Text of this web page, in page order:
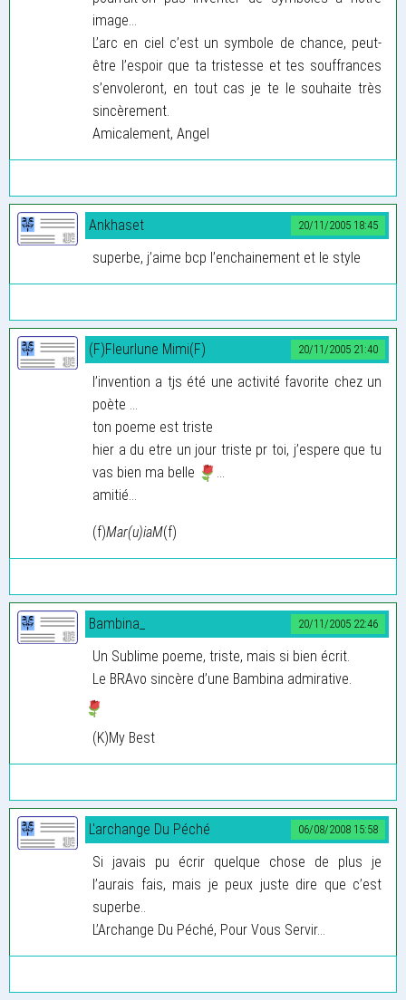
image...
L’arc en ciel c’est un symbole de chance, peut-
être l’espoir que ta tristesse et tes souffrances
s’envoleront, en tout cas je te le souhaite très
sincèrement.
Amicalement, Angel
20/11/2005 18:45
Ankhaset
superbe, j’aime bcp l’enchainement et le style
20/11/2005 21:40
(F)Fleurlune Mimi(F)
l’invention a tjs été une activité favorite chez un
poète ...
ton poeme est triste
hier a du etre un jour triste pr toi, j’espere que tu
vas bien ma belle
amitié...
(f)Mar(u)iaM(f)
20/11/2005 22:46
Bambina_
Un Sublime poeme, triste, mais si bien écrit.
Le BRAvo sincère d’une Bambina admirative.
(K)My Best
06/08/2008 15:58
L'archange Du Péché
Si javais pu écrir quelque chose de plus je
l’aurais fais, mais je peux juste dire que c’est
superbe..
L’Archange Du Péché, Pour Vous Servir...